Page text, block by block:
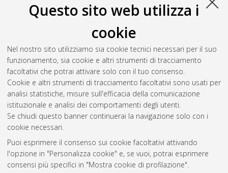
Questo sito web utilizza i
cookie
Nel nostro sito utilizziamo sia cookie tecnici necessari per il suo
funzionamento, sia cookie e altri strumenti di tracciamento
facoltativi che potrai attivare solo con il tuo consenso.
Cookie e altri strumenti di tracciamento facoltativi sono usati per
analisi statistiche, misure sull'efficacia della comunicazione
istituzionale e analisi dei comportamenti degli utenti.
Se chiudi questo banner continuerai la navigazione solo con i
cookie necessari.
Puoi esprimere il consenso sui cookie facoltativi attivando
l'opzione in "Personalizza cookie" e, se vuoi, potrai esprimere
consensi più specifici in "Mostra cookie di profilazione".
Scorolli, Ramiro(2023) On the Wick product and Wong-Zakai
, [Dissertation thesis], Alma Mater Studiorum
Università di Bologna. Dottorato di ricerca in
statistiche, 35 Ciclo. DOI
10.48676/unibo/amsdottorato/10684.
Questa lista e' stata generata il Thu Aug 6 20:49:24 2026
Atom
Rss 1.0
Rss 2.0